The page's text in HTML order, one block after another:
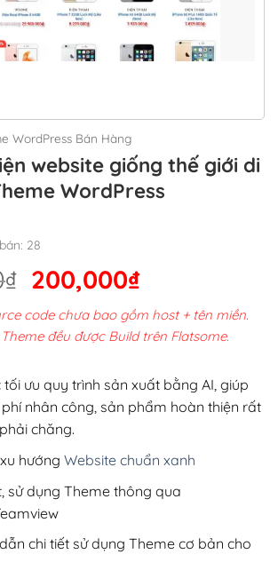
WordPress Bán Hàng
website giống thế giới di
WordPress
28
₫ Giá
gốc
là:
2,800,000₫.
200,000₫Giá
hiện
tại
200,000₫.
code chưa bao gồm host + tên miền.
đều được Build trên Flatsome.
ưu quy trình sản xuất bằng AI, giúp
nhân công, sản phẩm hoàn thiện rất
chăng.
hướng Website chuẩn xanh
sử dụng Theme thông qua
chi tiết sử dụng Theme cơ bản cho